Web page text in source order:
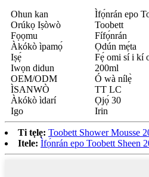
Ohun kan
Ìfọ́nrán epo
Orúkọ Iṣòwò
Toobett
Fọọmu
Fífọ́nrán
Àkókò ìpamọ́
Ọdún mẹ́ta
Iṣẹ́
Fẹ́ omi sí i kí
Iwọn didun
200ml
OEM/ODM
Ó wà nílẹ̀
ÌSANWÒ
TT LC
Àkókò ìdarí
Ọjọ́ 30
Igo
Irin
Ti tẹlẹ: Toobett Shower Mousse
Itele: Ìfọ́nrán epo Toobett Sheen